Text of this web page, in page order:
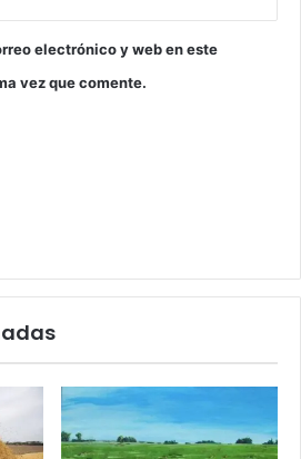
electrónico y web en este
vez que comente.